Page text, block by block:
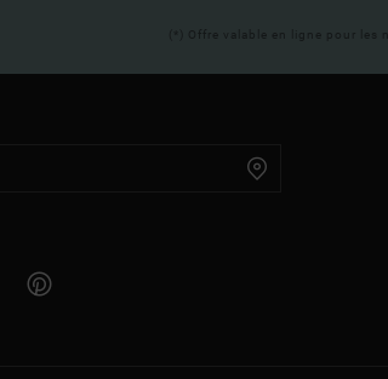
(*) Offre valable en ligne pour